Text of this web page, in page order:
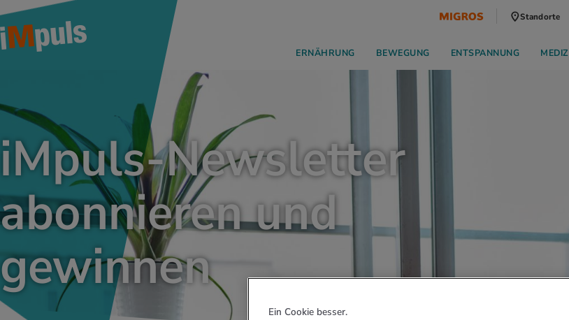
Standorte
ERNÄHRUNG BEWEGUNG ENTSPANNUNG
iMpuls-Newsletter
abonnieren und
gewinnen
Ein Cookie besser.